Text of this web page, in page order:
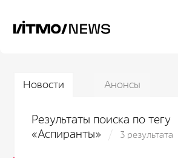
Новости Анонсы
Результаты поиска по тегу
«Аспиранты»
3 результата